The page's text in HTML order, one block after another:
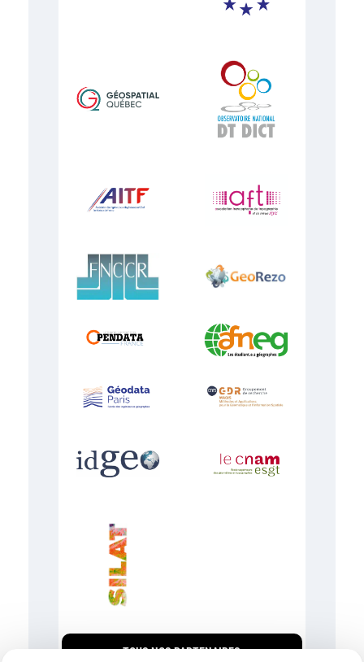
TOUS NOS PARTENAIRES